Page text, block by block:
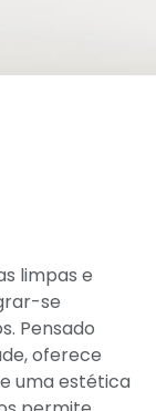
limpas e
se
Pensado
oferece
uma estética